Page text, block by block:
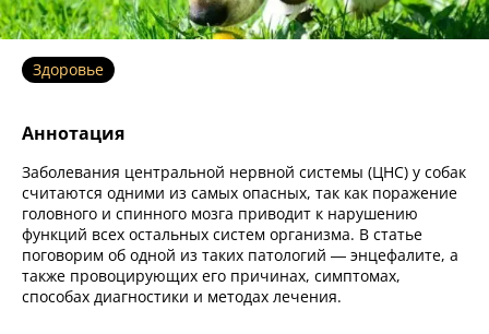
Здоровье
Аннотация
Заболевания центральной нервной системы (ЦНС) у собак
считаются одними из самых опасных, так как поражение
головного и спинного мозга приводит к нарушению
функций всех остальных систем организма. В статье
поговорим об одной из таких патологий — энцефалите, а
также провоцирующих его причинах, симптомах,
способах диагностики и методах лечения.